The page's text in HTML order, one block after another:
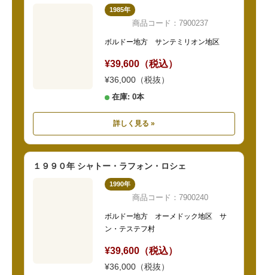
1985年
商品コード：7900237
ボルドー地方 サンテミリオン地区
¥39,600（税込）
¥36,000（税抜）
在庫: 0本
詳しく見る »
１９９０年 シャトー・ラフォン・ロシェ
1990年
商品コード：7900240
ボルドー地方 オーメドック地区 サ
ン・テステフ村
¥39,600（税込）
¥36,000（税抜）